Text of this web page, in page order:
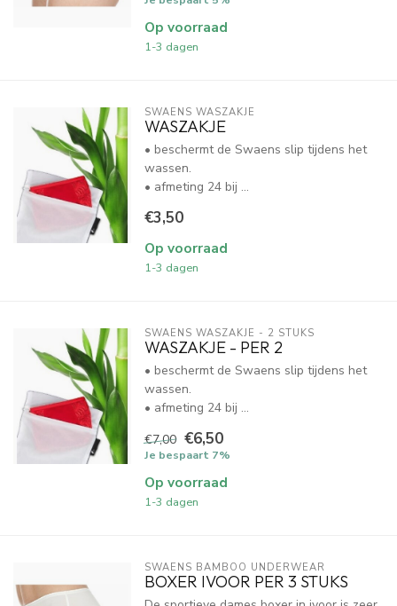
Op voorraad
1-3 dagen
SWAENS WASZAKJE
WASZAKJE
• beschermt de Swaens slip tijdens het
wassen.
• afmeting 24 bij ...
€3,50
Op voorraad
1-3 dagen
SWAENS WASZAKJE - 2 STUKS
WASZAKJE - PER 2
• beschermt de Swaens slip tijdens het
wassen.
• afmeting 24 bij ...
€7,00 €6,50
Je bespaart 7%
Op voorraad
1-3 dagen
SWAENS BAMBOO UNDERWEAR
BOXER IVOOR PER 3 STUKS